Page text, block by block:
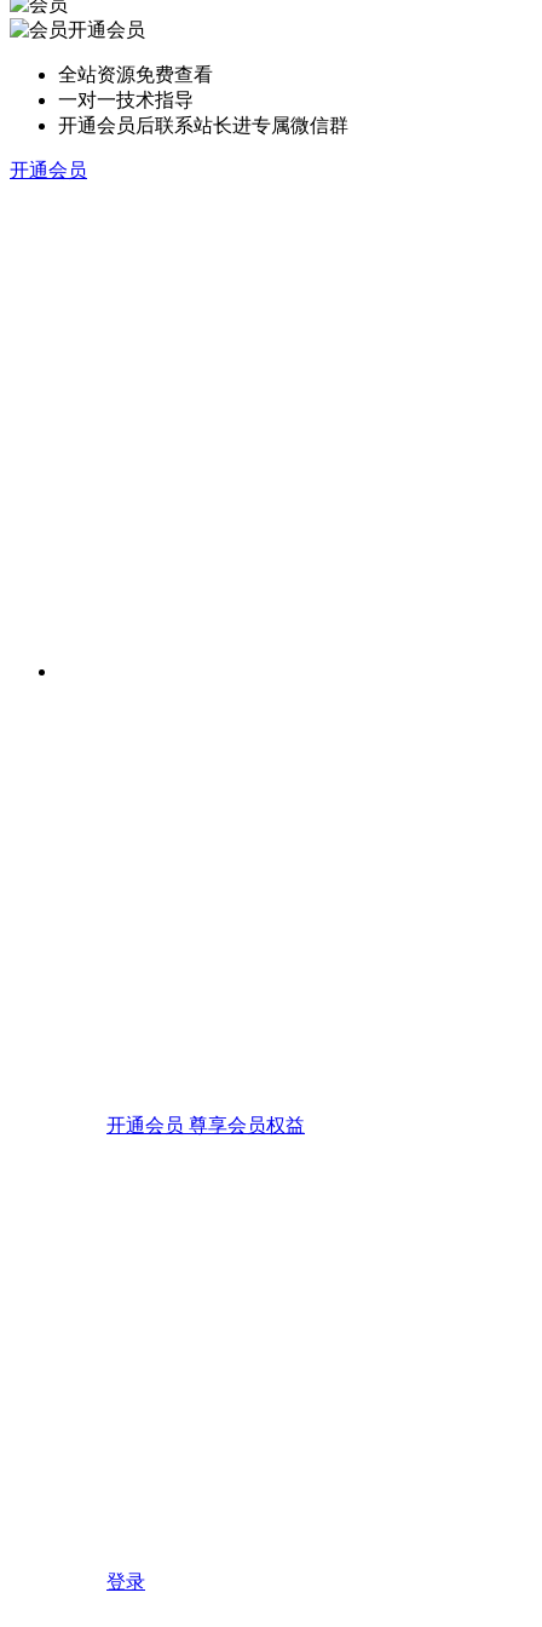
开通会员
全站资源免费查看
一对一技术指导
开通会员后联系站长进专属微信群
开通会员
开通会员 尊享会员权益
登录